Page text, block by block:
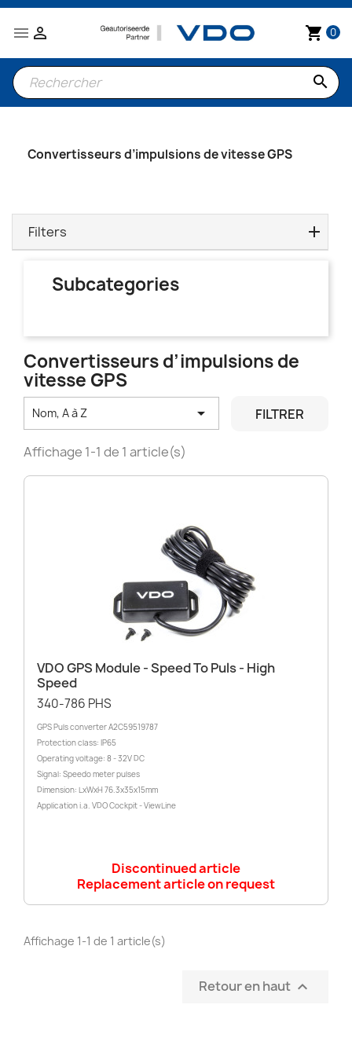
 shopping_cart 0

search
Convertisseurs d’impulsions de vitesse GPS
Filters
Subcategories
Convertisseurs d’impulsions de
vitesse GPS
Nom, A à Z  FILTRER
Affichage 1-1 de 1 article(s)
VDO GPS Module - Speed To Puls - High
Speed
340-786 PHS
GPS Puls converter A2C59519787
Protection class: IP65
Operating voltage: 8 - 32V DC
Signal: Speedo meter pulses
Dimension: LxWxH 76.3x35x15mm
Application i.a. VDO Cockpit - ViewLine
Discontinued article
Replacement article on request
Affichage 1-1 de 1 article(s)
Retour en haut 